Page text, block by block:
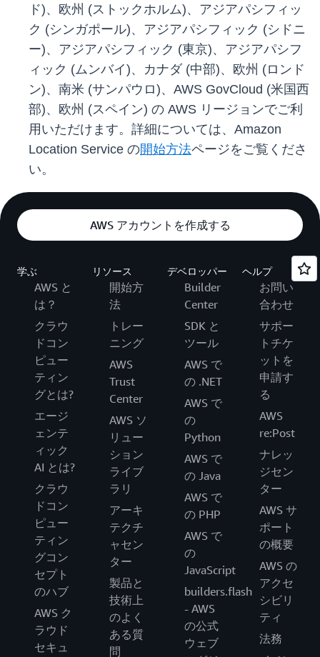
ド)、欧州 (ストックホルム)、アジアパシフィッ
ク (シンガポール)、アジアパシフィック (シドニ
ー)、アジアパシフィック (東京)、アジアパシフ
ィック (ムンバイ)、カナダ (中部)、欧州 (ロンド
ン)、南米 (サンパウロ)、AWS GovCloud (米国西
部)、欧州 (スペイン) の AWS リージョンでご利
用いただけます。詳細については、Amazon
Location Service の開始方法ページをご覧くださ
い。
AWS アカウントを作成する
学ぶ
AWS と
は？
クラウ
ドコン
ピュー
ティン
グとは?
エージ
ェンテ
ィック
AI とは?
クラウ
ドコン
ピュー
ティン
グコン
セプト
のハブ
AWS ク
ラウド
セキュ
リソース
開始方
法
トレー
ニング
AWS
Trust
Center
AWS ソ
リュー
ション
ライブ
ラリ
アーキ
テクチ
ャセン
ター
製品と
技術上
のよく
ある質
問
デベロッパー
Builder
Center
SDK と
ツール
AWS で
の .NET
AWS で
の
Python
AWS で
の Java
AWS で
の PHP
AWS で
の
JavaScript
builders.flash
- AWS
の公式
ウェブ
ヘルプ
お問い
合わせ
サポー
トチケ
ットを
申請す
る
AWS
re:Post
ナレッ
ジセン
ター
AWS サ
ポート
の概要
AWS の
アクセ
シビリ
ティ
法務